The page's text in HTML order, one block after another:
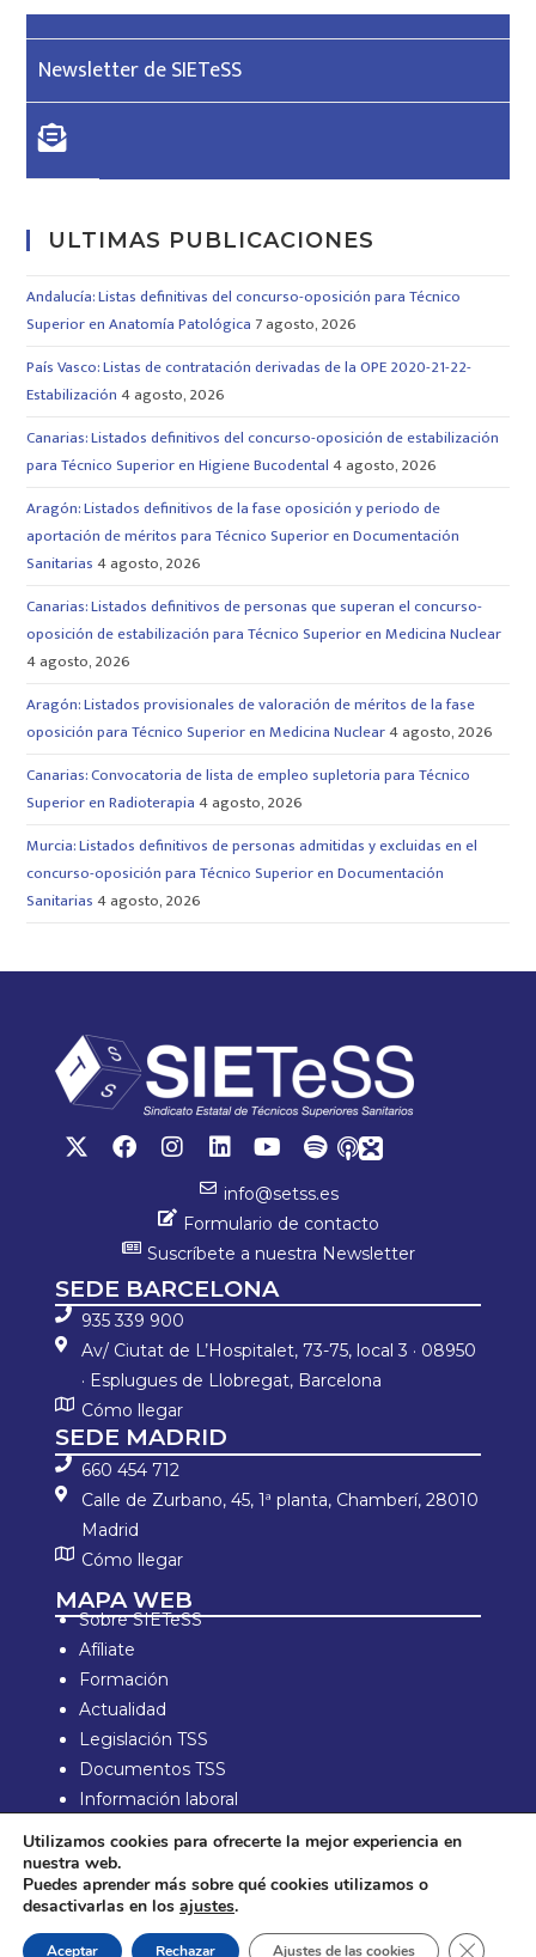
Newsletter de SIETeSS
ULTIMAS PUBLICACIONES
Andalucía: Listas definitivas del concurso-oposición para Técnico
Superior en Anatomía Patológica 7 agosto, 2026
País Vasco: Listas de contratación derivadas de la OPE 2020-21-22-
Estabilización 4 agosto, 2026
Canarias: Listados definitivos del concurso-oposición de estabilización
para Técnico Superior en Higiene Bucodental 4 agosto, 2026
Aragón: Listados definitivos de la fase oposición y periodo de
aportación de méritos para Técnico Superior en Documentación
Sanitarias 4 agosto, 2026
Canarias: Listados definitivos de personas que superan el concurso-
oposición de estabilización para Técnico Superior en Medicina Nuclear
4 agosto, 2026
Aragón: Listados provisionales de valoración de méritos de la fase
oposición para Técnico Superior en Medicina Nuclear4 agosto, 2026
Canarias: Convocatoria de lista de empleo supletoria para Técnico
Superior en Radioterapia 4 agosto, 2026
Murcia: Listados definitivos de personas admitidas y excluidas en el
concurso-oposición para Técnico Superior en Documentación
Sanitarias 4 agosto, 2026
info@setss.es
Formulario de contacto
Suscríbete a nuestra Newsletter
SEDE BARCELONA
935 339 900
Av/ Ciutat de L’Hospitalet, 73-75, local 3 · 08950
· Esplugues de Llobregat, Barcelona
Cómo llegar
SEDE MADRID
660 454 712
Calle de Zurbano, 45, 1ª planta, Chamberí, 28010
Madrid
Cómo llegar
MAPA WEB
Sobre SIETeSS
Afíliate
Formación
Actualidad
Legislación TSS
Documentos TSS
Información laboral
Aviso Legal y política de privacidad
Política de compra y devolución
Utilizamos cookies para ofrecerte la mejor experiencia en
nuestra web.
Puedes aprender más sobre qué cookies utilizamos o
desactivarlas en los ajustes.
Aceptar Rechazar Ajustes de las cookies Cerrar el